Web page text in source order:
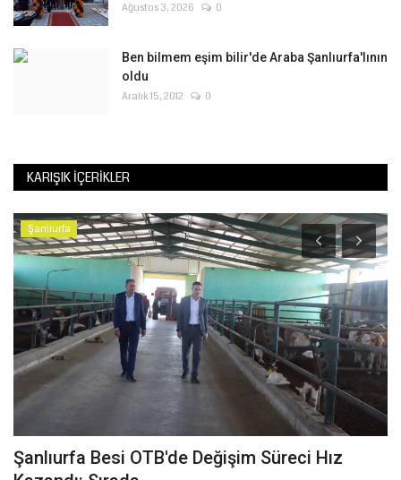
Ağustos 3, 2026 0
Ben bilmem eşim bilir'de Araba Şanlıurfa'lının
oldu
Aralık 15, 2012 0
KARIŞIK İÇERIKLER
Şanlıurfa
Şanlıurfa Besi OTB'de Değişim Süreci Hız